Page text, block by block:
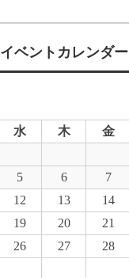
イベントカレンダー
水 木 金
5 6 7
12 13 14
19 20 21
26 27 28